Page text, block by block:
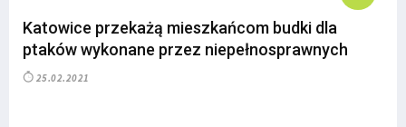
Katowice przekażą mieszkańcom budki dla
ptaków wykonane przez niepełnosprawnych
25.02.2021